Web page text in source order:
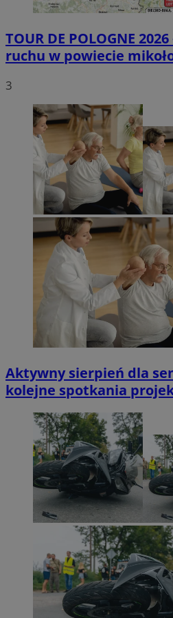
TOUR DE POLOGNE
ruchu w powiecie
3
Aktywny sierpień dla
kolejne spotkania